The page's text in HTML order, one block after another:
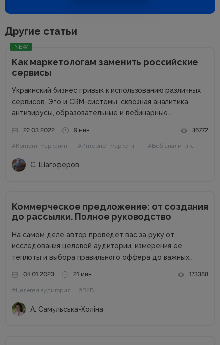
Другие статьи
NEW
Как маркетологам заменить российские
сервисы
Украинский бизнес привык к использованию различных
сервисов. Это и CRM-системы, сквозная аналитика,
антивирусы, образовательные и вебинарные
многие другие. Наша задача – перейти на
альтернативные сервисы и программы, чтобы не
поддерживать российского агрессора. Также
сотрудничество с...
22.03.2022 9 мин. 36772
#Контент-маркетинг #Интернет-маркетинг #Веб-аналитика
С. Шагоферов
Коммерческое предложение: от создания
до рассылки. Полное руководство
На самом деле автор проведет вас за руку от
исследования целевой аудитории, измерения ее
теплоты и выбора правильного оффера до важных
клиенту. В процессе составления и отправления
коммерческого предложения важен абсолютно каждый
этап, поэтому...
04.01.2023 21 мин. 173388
#Целевая аудитория #B2B
А. Самульська-Холіна